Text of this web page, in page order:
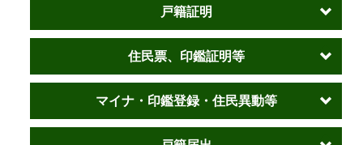
リアルタイム窓口混雑状況
リアルタイム交付状況確認
戸籍証明
住民票、印鑑証明等
マイナ・印鑑登録・住民異動等